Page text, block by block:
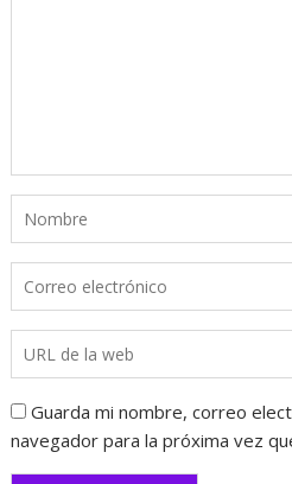
Guarda mi nombre, correo
navegador para la próxima vez